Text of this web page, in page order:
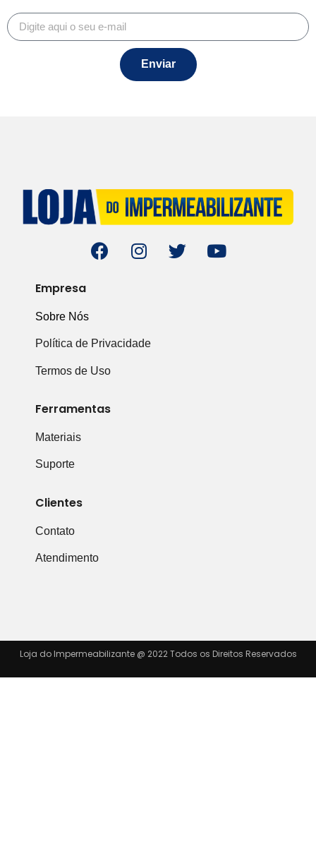
Enviar
Empresa
Sobre Nós
Política de Privacidade
Termos de Uso
Ferramentas
Materiais
Suporte
Clientes
Contato
Atendimento
Loja do Impermeabilizante @ 2022 Todos os Direitos Reservados